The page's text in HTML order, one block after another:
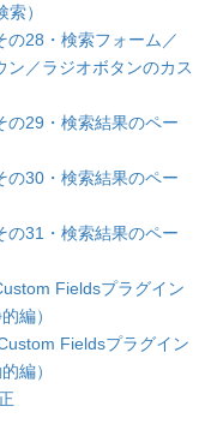
）
の28・検索フォーム／
／ラジオボタンのカス
の29・検索結果のペー
の30・検索結果のペー
の31・検索結果のペー
Fieldsプラグイン
編）
Fieldsプラグイン
編）